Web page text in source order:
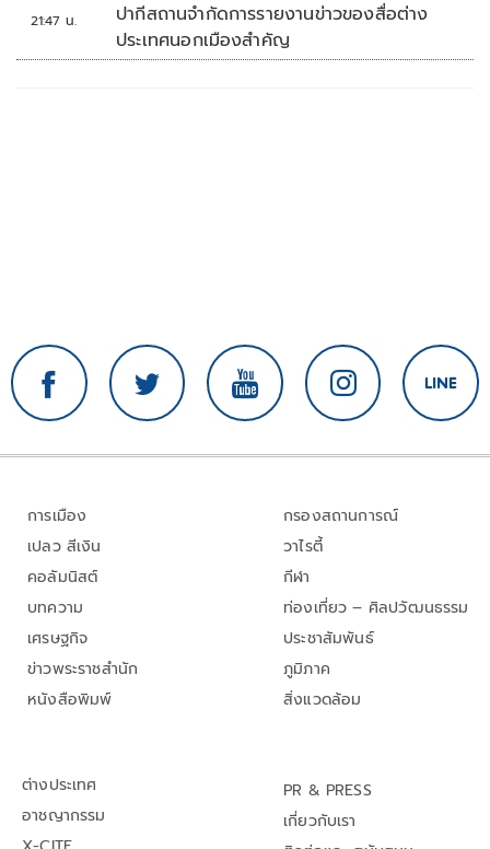
21:47 น.
ปากีสถานจำกัดการรายงานข่าวของสื่อต่าง
ประเทศนอกเมืองสำคัญ
การเมือง
เปลว สีเงิน
คอลัมนิสต์
บทความ
เศรษฐกิจ
ข่าวพระราชสำนัก
หนังสือพิมพ์
กรองสถานการณ์
วาไรตี้
กีฬา
ท่องเที่ยว – ศิลปวัฒนธรรม
ประชาสัมพันธ์
ภูมิภาค
สิ่งแวดล้อม
ต่างประเทศ
อาชญากรรม
PR & PRESS
เกี่ยวกับเรา